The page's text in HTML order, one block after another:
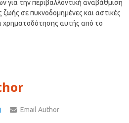
για την περιβαλλοντική αναβάθμιση
σε πυκνοδομημένες και αστικές
χρηματοδότησης αυτής από το
Email Author